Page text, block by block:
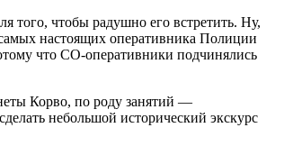
того, чтобы радушно его встретить. Ну,
настоящих оперативника Полиции
что СО-оперативники подчинялись
Корво, по роду занятий —
небольшой исторический экскурс